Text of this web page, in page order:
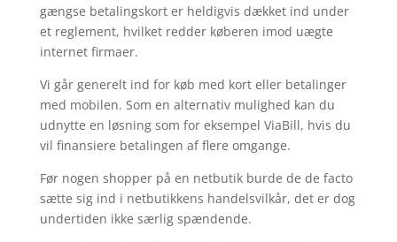
gængse betalingskort er heldigvis dækket ind under
et reglement, hvilket redder køberen imod uægte
internet firmaer.
Vi går generelt ind for køb med kort eller betalinger
med mobilen. Som en alternativ mulighed kan du
udnytte en løsning som for eksempel ViaBill, hvis du
vil finansiere betalingen af flere omgange.
Før nogen shopper på en netbutik burde de de facto
sætte sig ind i netbutikkens handelsvilkår, det er dog
undertiden ikke særlig spændende.